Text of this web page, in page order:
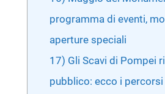
programma di eventi,
aperture speciali
17) Gli Scavi di Pompei
pubblico: ecco i percorsi